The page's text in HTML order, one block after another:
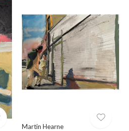
Martin Hearne